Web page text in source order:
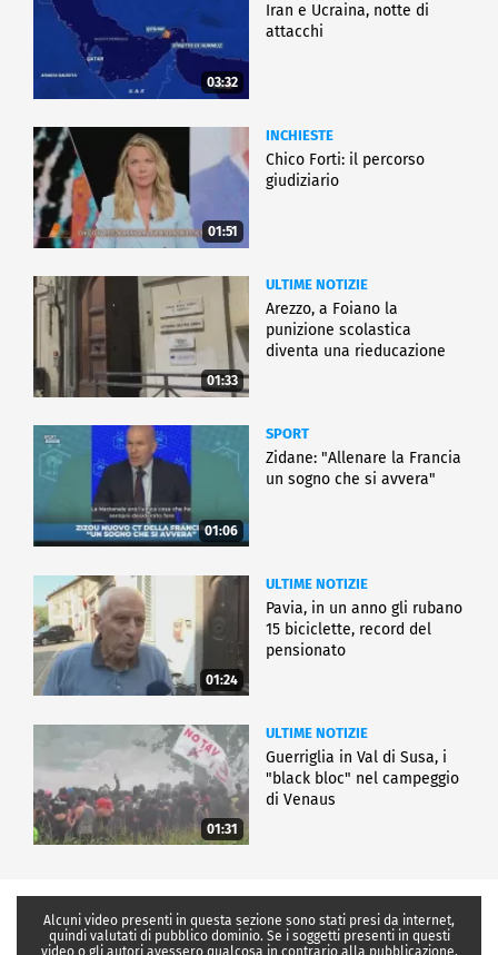
03:32
Iran e Ucraina, notte di
attacchi
01:51
INCHIESTE
Chico Forti: il percorso
giudiziario
01:33
ULTIME NOTIZIE
Arezzo, a Foiano la
punizione scolastica
diventa una rieducazione
01:06
SPORT
Zidane: "Allenare la Francia
un sogno che si avvera"
01:24
ULTIME NOTIZIE
Pavia, in un anno gli rubano
15 biciclette, record del
pensionato
01:31
ULTIME NOTIZIE
Guerriglia in Val di Susa, i
"black bloc" nel campeggio
di Venaus
Alcuni video presenti in questa sezione sono stati presi da internet,
quindi valutati di pubblico dominio. Se i soggetti presenti in questi
video o gli autori avessero qualcosa in contrario alla pubblicazione,